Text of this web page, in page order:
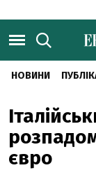
НОВИНИ
євро